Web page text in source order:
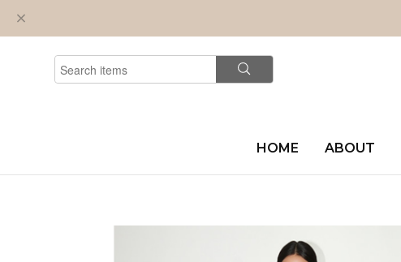
HOME ABOUT